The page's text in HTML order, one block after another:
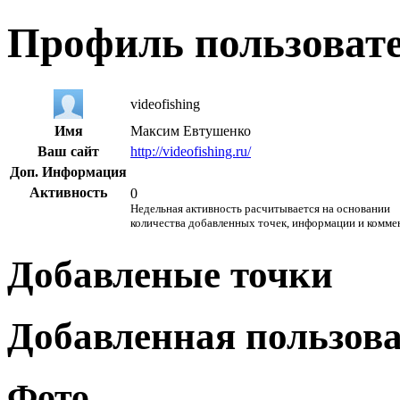
Профиль
videofishing
Имя
Максим Евтушенко
Ваш сайт
http://videofishing.ru/
Доп. Информация
Активность
0
Недельная активность расчитывается на основании
количества добавленных точек, информации и
Добавленые точки
Добавленная